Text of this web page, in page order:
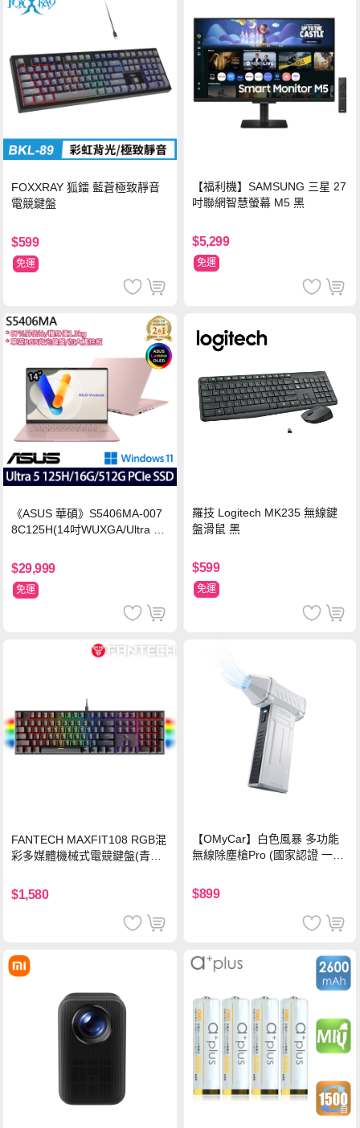
FOXXRAY 狐鐳 藍蒼極致靜音
電競鍵盤
$599
免運
【福利機】SAMSUNG 三星 27
吋聯網智慧螢幕 M5 黑
$5,299
免運
《ASUS 華碩》S5406MA-007
8C125H(14吋WUXGA/Ultra 5
n11/二年保)
$29,999
免運
羅技 Logitech MK235 無線鍵
盤滑鼠 黑
$599
免運
FANTECH MAXFIT108 RGB混
彩多媒體機械式電競鍵盤(青軸)
$1,580
【OMyCar】白色風暴 多功能
無線除塵槍Pro (國家認證 一年
手持強力風槍 暴力吹風
$899